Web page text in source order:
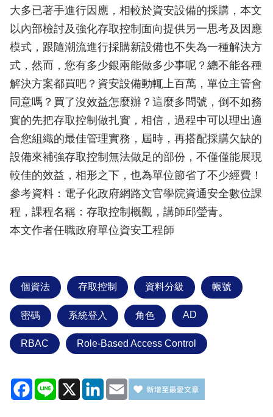
大多已著手進行因應，相較於資安設備的採購，本文
以內部檢討及強化存取控制面向提供另一思考及因應
模式，跟隨潮流進行採購新設備也不失為一種解決方
式，然而，您有多少銀兩能做多少事呢？總不能各種
解決方案都買吧？資安設備動輒上百萬，單位主管會
同意嗎？買了沒效益怎麼辦？這麼多問號，倒不如務
實的先把存取控制做扎實，相信，過程中可以理出適
合您組織的最佳管理實務，屆時，再搭配採購欠缺的
設備來補強存取控制無法做足的部份，不僅僅能展現
較佳的效益，相形之下，也為單位節省了不少經費！
參考資料：電子化政府網路文官學院資通安全數位課
程，課程名稱：存取控制概觀，講師邱瑩青。
本文作者任職政府單位資安工程師
個資法 存取控制 資料分級 帳號
密碼 系統登入 角色 AD
RBAC Role-Based Access Control
Facebook
Line X LinkedIn
Email